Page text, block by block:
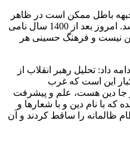
باطل ممکن است در ظاهر
پیروز شود؛ اما به هدف خود نمی‌رسد. امروز بعد از 1400 سال نامی
نیست و فرهنگ حسینی هر
داد: تحلیل رهبر انقلاب از
این است که غرب
جا دین هست، علم و پیشرفت
که با نام دین و با شعارها و
ظالمانه را ساقط کردند و آن